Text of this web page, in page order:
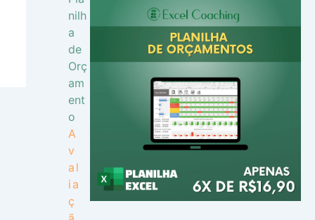
nilh
a
de
Orç
am
ent
o
A
v
al
ia
ç